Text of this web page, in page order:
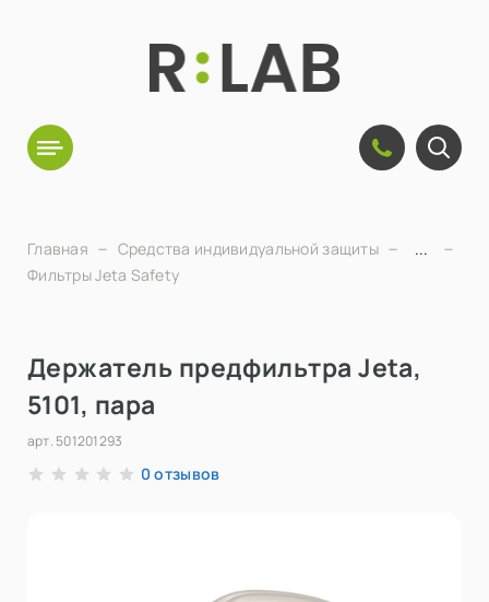
Главная Средства индивидуальной защиты
...
Фильтры Jeta Safety
Держатель предфильтра Jeta,
5101, пара
арт. 501201293
0 отзывов